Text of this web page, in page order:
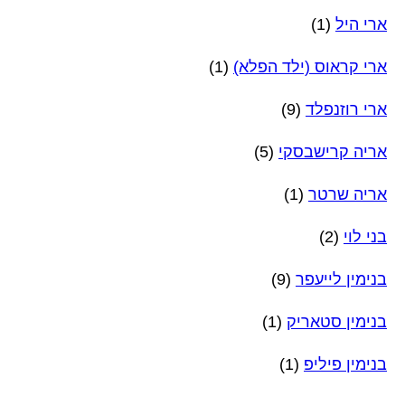
ארי היל (1)
ארי קראוס (ילד הפלא) (1)
ארי רוזנפלד (9)
אריה קרישבסקי (5)
אריה שרטר (1)
בני לוי (2)
בנימין לייעפר (9)
בנימין סטאריק (1)
בנימין פיליפ (1)